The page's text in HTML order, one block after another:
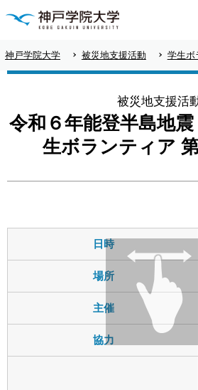
神戸学院大学 被災地支援活動 学生ボ
被災地支援活
令和６年能登半島地
生ボランティア
日時
場所
主催
協力